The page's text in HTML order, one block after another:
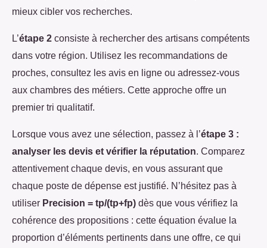
mieux cibler vos recherches.
L’étape 2 consiste à rechercher des artisans compétents
dans votre région. Utilisez les recommandations de
proches, consultez les avis en ligne ou adressez-vous
aux chambres des métiers. Cette approche offre un
premier tri qualitatif.
Lorsque vous avez une sélection, passez à l’étape 3 :
analyser les devis et vérifier la réputation . Comparez
attentivement chaque devis, en vous assurant que
chaque poste de dépense est justifié. N’hésitez pas à
utiliser Precision = tp/(tp+fp) dès que vous vérifiez la
cohérence des propositions : cette équation évalue la
proportion d’éléments pertinents dans une offre, ce qui